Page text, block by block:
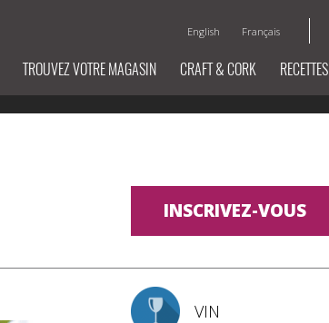
English Français
TROUVEZ VOTRE MAGASIN CRAFT & CORK RECETTES
INSCRIVEZ-VOUS
VIN